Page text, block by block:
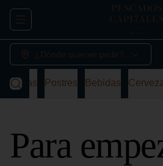
Abrir menu de navegación
¿Dónde quieres pedir?
Sopas Postres Bebidas
Para